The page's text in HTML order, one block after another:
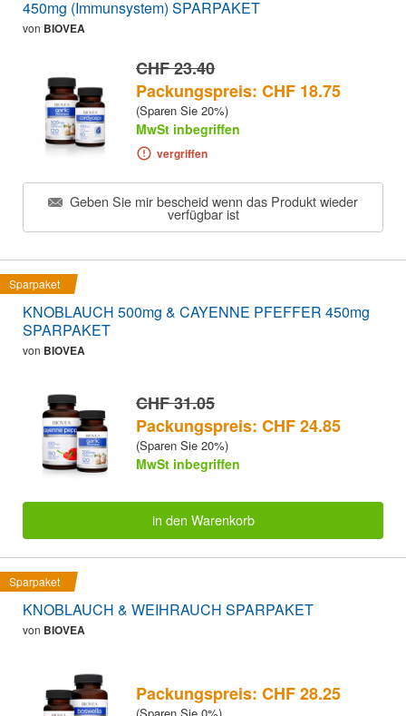
450mg (Immunsystem) SPARPAKET
von BIOVEA
CHF 23.40
Packungspreis: CHF 18.75
(Sparen Sie 20%)
MwSt inbegriffen
vergriffen
Geben Sie mir bescheid wenn das Produkt wieder
verfügbar ist
Sparpaket
KNOBLAUCH 500mg & CAYENNE PFEFFER 450mg
SPARPAKET
von BIOVEA
CHF 31.05
Packungspreis: CHF 24.85
(Sparen Sie 20%)
MwSt inbegriffen
in den Warenkorb
Sparpaket
KNOBLAUCH & WEIHRAUCH SPARPAKET
von BIOVEA
Packungspreis: CHF 28.25